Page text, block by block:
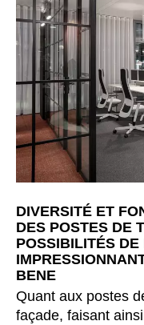
DIVERSITÉ ET
DES POSTES DE
POSSIBILITÉS DE
BENE
Quant aux postes
façade, faisant